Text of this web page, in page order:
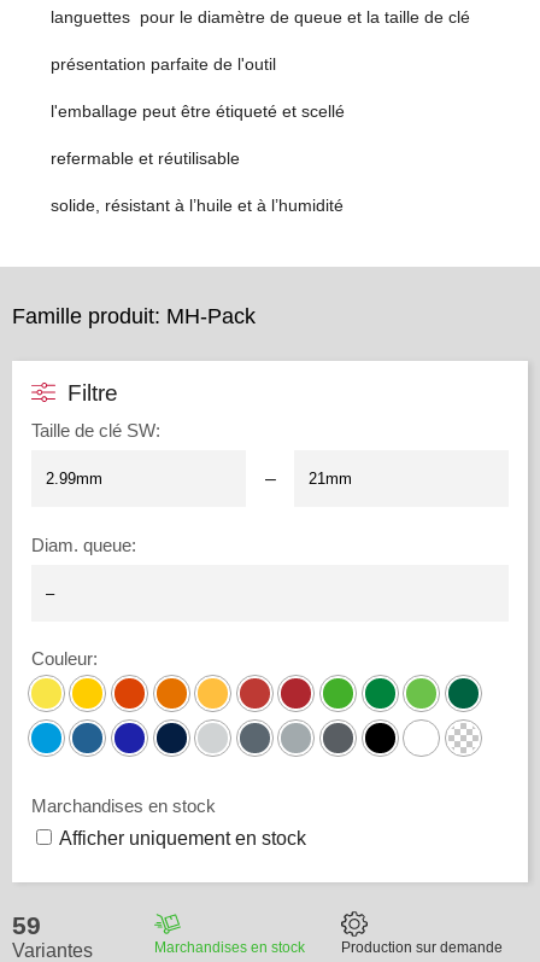
languettes pour le diamètre de queue et la taille de clé
présentation parfaite de l'outil
l'emballage peut être étiqueté et scellé
refermable et réutilisable
solide, résistant à l’huile et à l’humidité
Famille produit: MH-Pack
Filtre
Taille de clé SW:
–
Diam. queue:
Couleur:
Marchandises en stock
Afficher uniquement en stock
59
Variantes Marchandises en stock Production sur demande